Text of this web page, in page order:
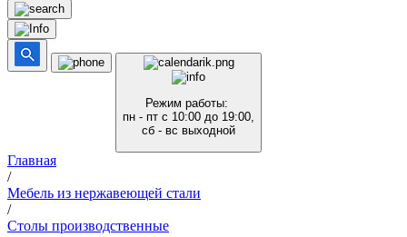
Режим работы:
пн - пт с 10:00 до 19:00,
сб - вс выходной
Главная
/
Мебель из нержавеющей стали
/
Столы производственные